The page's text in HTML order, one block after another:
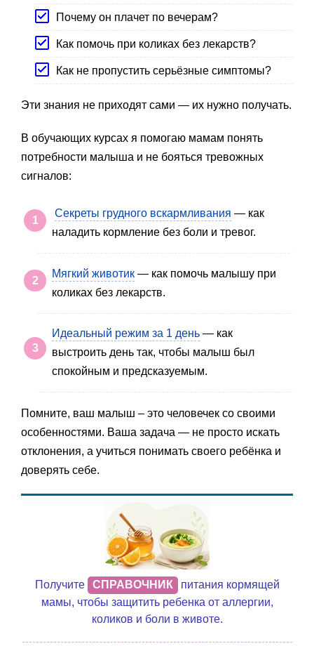
Почему он плачет по вечерам?
Как помочь при коликах без лекарств?
Как не пропустить серьёзные симптомы?
Эти знания не приходят сами — их нужно получать.
В обучающих курсах я помогаю мамам понять
потребности малыша и не бояться тревожных
сигналов:
Секреты грудного вскармливания — как
наладить кормление без боли и тревог.
Мягкий животик — как помочь малышу при
коликах без лекарств.
Идеальный режим за 1 день — как
выстроить день так, чтобы малыш был
спокойным и предсказуемым.
Помните, ваш малыш – это человечек со своими
особенностями. Ваша задача — не просто искать
отклонения, а учиться понимать своего ребёнка и
доверять себе.
Получите СПРАВОЧНИК
питания кормящей
мамы, чтобы защитить ребенка от аллергии,
коликов и боли в животе.